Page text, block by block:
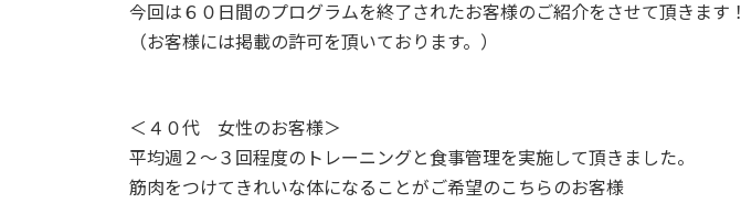
:
今回は６０日間のプログラムを終了されたお客様のご紹介をさせて頂きます！
（お客様には掲載の許可を頂いております。）
＜４０代 女性のお客様＞
平均週２〜３回程度のトレーニングと食事管理を実施して頂きました。
筋肉をつけてきれいな体になることがご希望のこちらのお客様